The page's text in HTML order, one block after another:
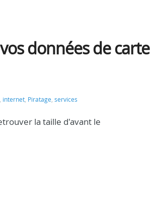
données de carte
, internet, Piratage, services
la taille d'avant le